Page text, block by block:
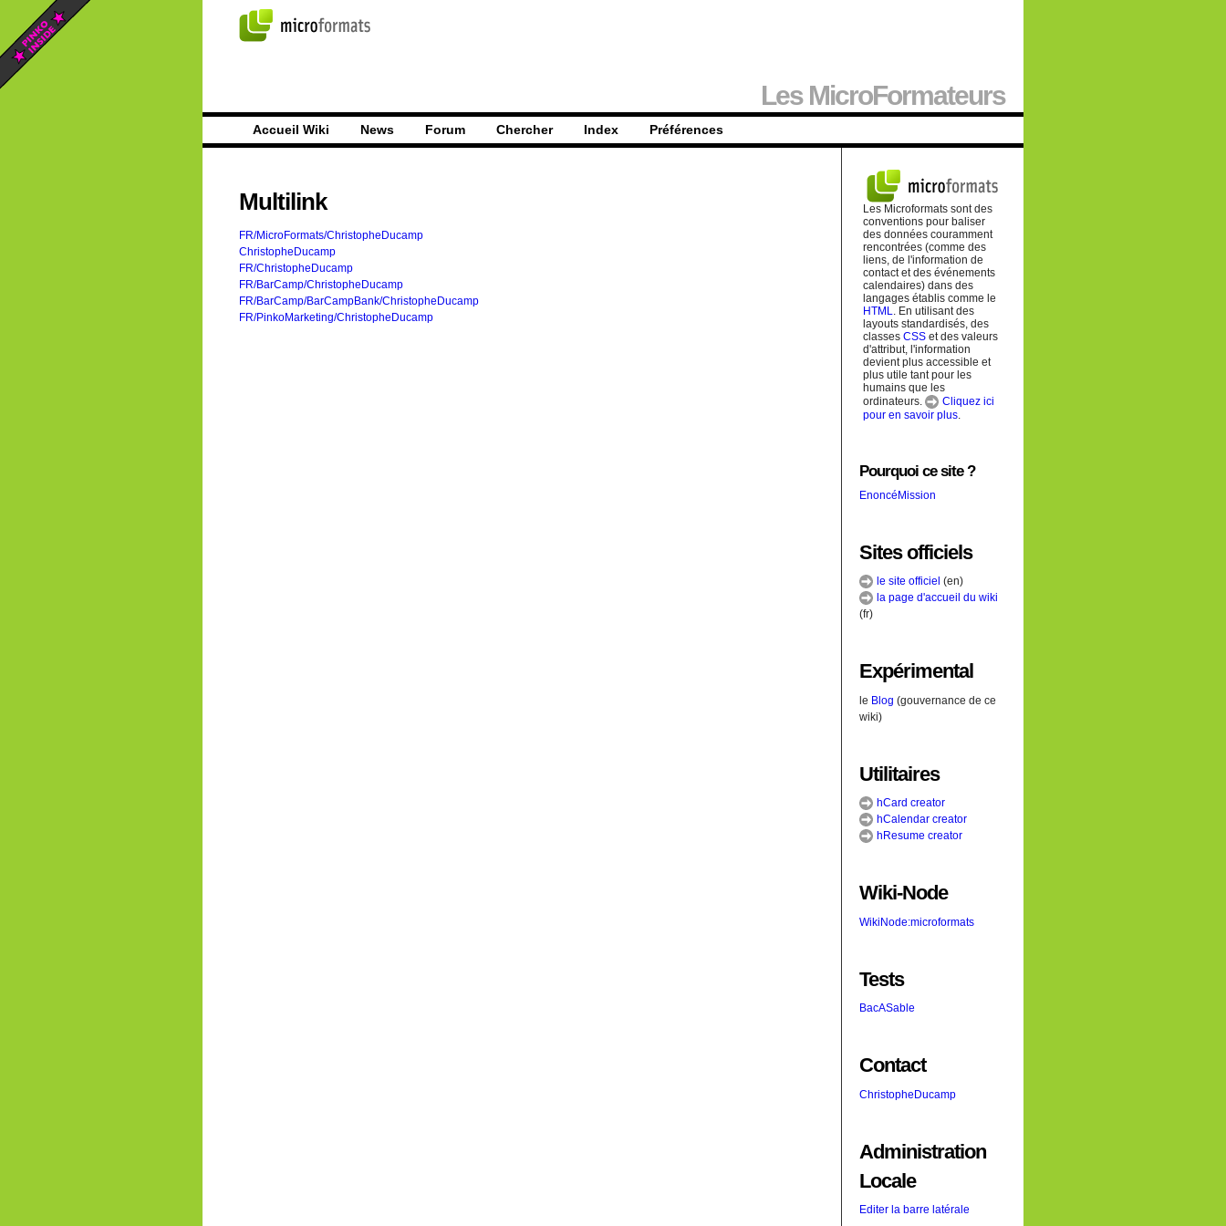
Les MicroFormateurs
Accueil Wiki News Forum Chercher Index Préférences
Multilink
FR/MicroFormats/ChristopheDucamp
ChristopheDucamp
FR/ChristopheDucamp
FR/BarCamp/ChristopheDucamp
FR/BarCamp/BarCampBank/ChristopheDucamp
FR/PinkoMarketing/ChristopheDucamp
Les Microformats sont des
conventions pour baliser
des données couramment
rencontrées (comme des
liens, de l'information de
contact et des événements
calendaires) dans des
langages établis comme le
HTML
. En utilisant des
layouts standardisés, des
classes CSS et des valeurs
d'attribut, l'information
devient plus accessible et
plus utile tant pour les
humains que les
ordinateurs.
Cliquez ici
pour en savoir plus
Pourquoi ce site ?
EnoncéMission
Sites officiels
le site officiel (en)
la page d'accueil du wiki
(fr)
Expérimental
le Blog (gouvernance de ce
wiki)
Utilitaires
hCard creator
hCalendar creator
hResume creator
Wiki-Node
WikiNode:microformats
Tests
BacASable
Contact
ChristopheDucamp
Administration
Locale
Editer la barre latérale